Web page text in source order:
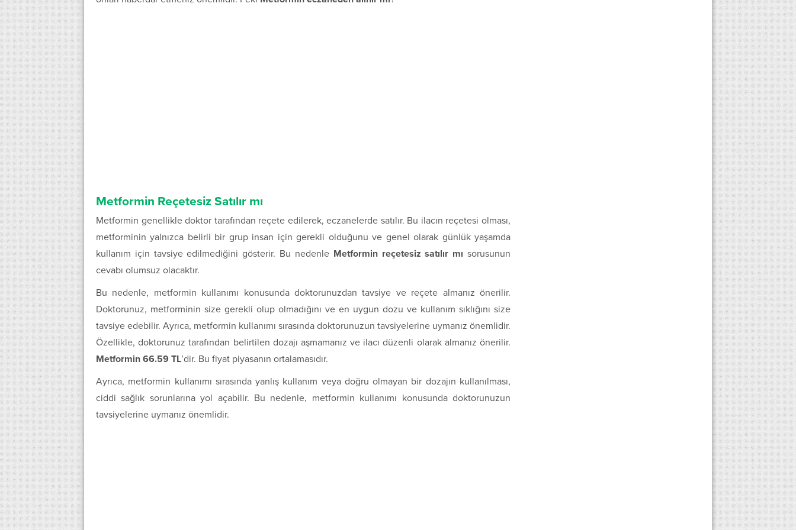
Metformin Reçetesiz Satılır mı
Metformin genellikle doktor tarafından reçete edilerek, eczanelerde satılır. Bu ilacın reçetesi olması,
metforminin yalnızca belirli bir grup insan için gerekli olduğunu ve genel olarak günlük yaşamda
kullanım için tavsiye edilmediğini gösterir. Bu nedenle Metformin reçetesiz satılır mı sorusunun
cevabı olumsuz olacaktır.
Bu nedenle, metformin kullanımı konusunda doktorunuzdan tavsiye ve reçete almanız önerilir.
Doktorunuz, metforminin size gerekli olup olmadığını ve en uygun dozu ve kullanım sıklığını size
tavsiye edebilir. Ayrıca, metformin kullanımı sırasında doktorunuzun tavsiyelerine uymanız önemlidir.
Özellikle, doktorunuz tarafından belirtilen dozajı aşmamanız ve ilacı düzenli olarak almanız önerilir.
Metformin 66.59 TL’dir. Bu fiyat piyasanın ortalamasıdır.
Ayrıca, metformin kullanımı sırasında yanlış kullanım veya doğru olmayan bir dozajın kullanılması,
ciddi sağlık sorunlarına yol açabilir. Bu nedenle, metformin kullanımı konusunda doktorunuzun
tavsiyelerine uymanız önemlidir.